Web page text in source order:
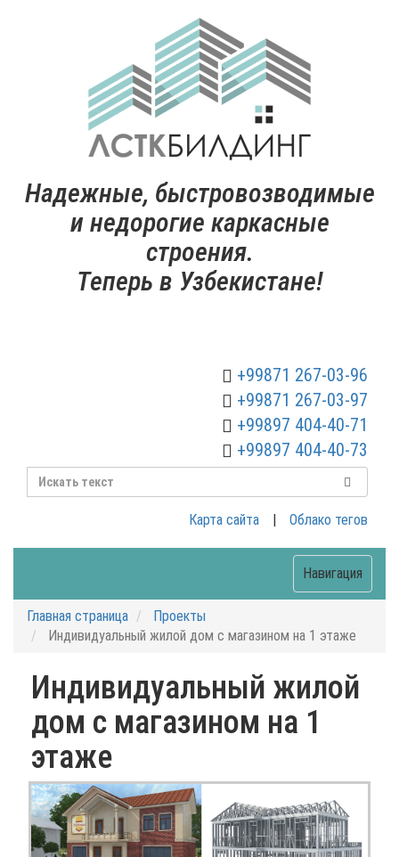
Надежные, быстровозводимые
и недорогие каркасные
строения.
Теперь в Узбекистане!
+99871 267-03-96
+99871 267-03-97
+99897 404-40-71
+99897 404-40-73
Облако тегов
|
Карта сайта
Навигация
Главная страница
Проекты
Индивидуальный жилой дом с магазином на 1 этаже
Индивидуальный жилой
дом с магазином на 1
этаже